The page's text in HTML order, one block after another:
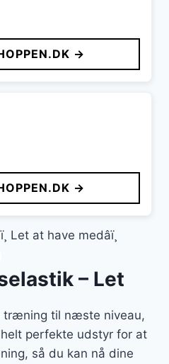
→
→
Let at have medâï¸
– Let
træning til næste niveau,
perfekte udstyr for at
så du kan nå dine